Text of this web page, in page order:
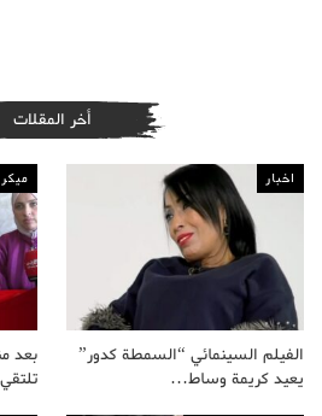
أخر المقلات
اخبار
الفيلم السينمائي “السمطة كدور”
يعيد كريمة وساط…
بعد